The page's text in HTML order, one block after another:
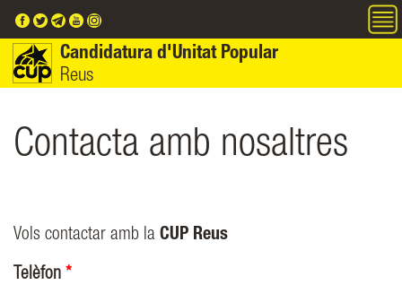
Candidatura d'Unitat Popular
Reus
Contacta amb nosaltres
Vols contactar amb la CUP Reus
Telèfon *